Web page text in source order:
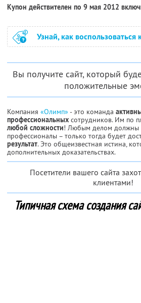
Купон действителен по 9 мая 2012
Узнай, как воспользоваться
Вы получите сайт, который
положительные
Компания «Олимп» - это команда
профессиональных сотрудников. Им по
любой сложности! Любым делом должны
профессионалы – только тогда будет
результат. Это общеизвестная истина,
дополнительных доказательствах.
Посетители вашего сайта
клиентами!
Типичная схема создания